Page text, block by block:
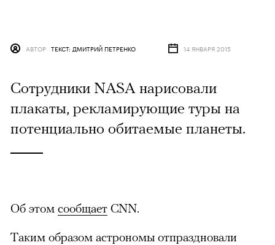
АВТОР ТЕКСТ: ДМИТРИЙ ПЕТРЕНКО 14 ЯНВАРЯ 2015
Сотрудники NASA нарисовали
плакаты, рекламирующие туры на
потенциально обитаемые планеты.
Об этом сообщает CNN.
Таким образом астрономы отпраздновали